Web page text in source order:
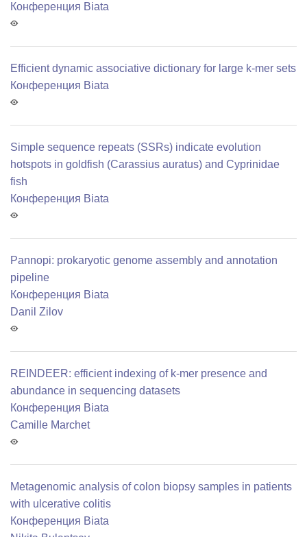
Конференция Biata
Efficient dynamic associative dictionary for large k-mer sets
Конференция Biata
Simple sequence repeats (SSRs) indicate evolution
hotspots in goldfish (Carassius auratus) and Cyprinidae
fish
Конференция Biata
Pannopi: prokaryotic genome assembly and annotation
pipeline
Конференция Biata
Danil Zilov
REINDEER: efficient indexing of k-mer presence and
abundance in sequencing datasets
Конференция Biata
Camille Marchet
Metagenomic analysis of colon biopsy samples in patients
with ulcerative colitis
Конференция Biata